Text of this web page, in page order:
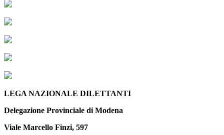
LEGA NAZIONALE DILETTANTI
Delegazione Provinciale di Modena
Viale Marcello Finzi, 597